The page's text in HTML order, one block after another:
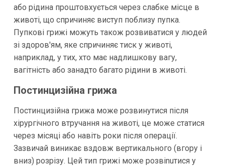
або рідина проштовхується через слабке місце в
животі, що спричиняє виступ поблизу пупка.
Пупкові грижі можуть також розвиватися у людей
зі здоров'ям, яке спричиняє тиск у животі,
наприклад, у тих, хто має надлишкову вагу,
вагітність або занадто багато рідини в животі.
Постинцизійна грижа
Постинцизійна грижа може розвинутися після
хірургічного втручання на животі, це може статися
через місяці або навіть роки після операції.
Зазвичай виникає вздовж вертикального (вгору і
вниз) розрізу. Цей тип грижі може розвinuтися у